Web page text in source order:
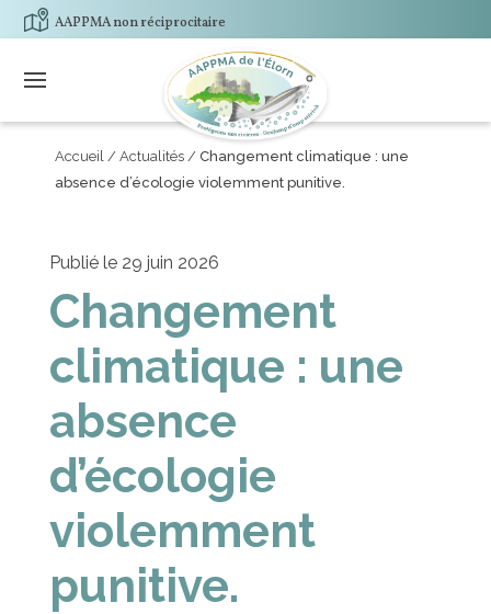
AAPPMA non réciprocitaire
Accueil / Actualités/ Changement climatique : une
absence d’écologie violemment punitive.
Publié le 29 juin 2026
Changement
climatique : une
absence
d’écologie
violemment
punitive.